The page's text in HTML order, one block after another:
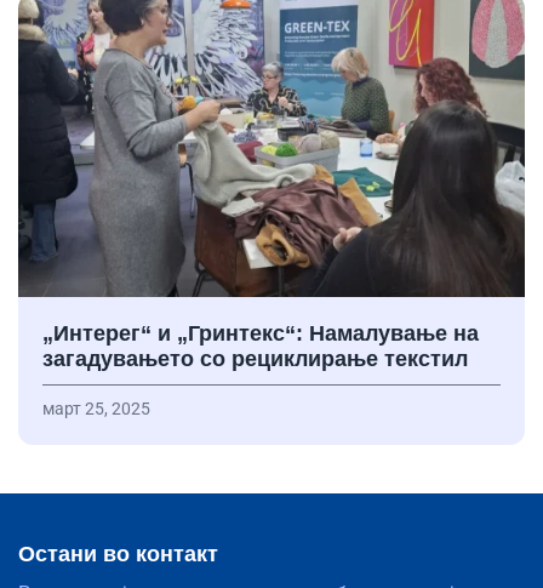
„Интерег“ и „Гринтекс“: Намалување на
загадувањето со рециклирање текстил
март 25, 2025
Остани во контакт